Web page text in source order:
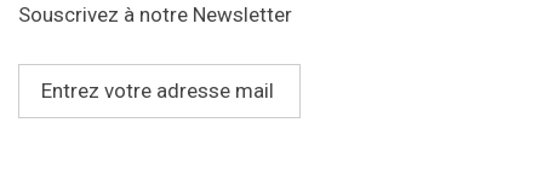
Souscrivez à notre Newsletter